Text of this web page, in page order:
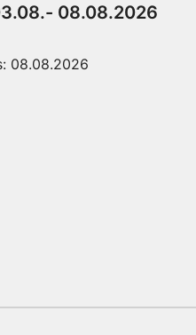
08.08.2026
08.08.2026